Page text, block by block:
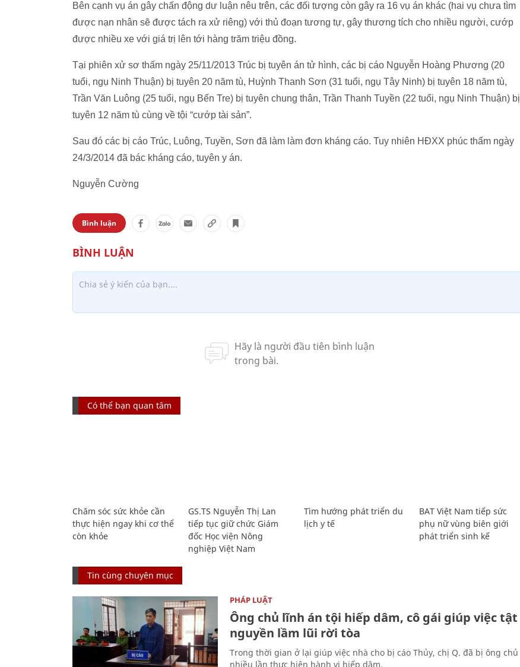
Bên cạnh vụ án gây chấn động dư luận nêu trên, các đối tượng còn gây ra 16 vụ án khác (hai vụ chưa tìm
được nạn nhân sẽ được tách ra xử riêng) với thủ đoạn tương tự, gây thương tích cho nhiều người, cướp
được nhiều xe với giá trị lên tới hàng trăm triệu đồng.
Tại phiên xử sơ thấm ngày 25/11/2013 Trúc bị tuyên án tử hình, các bị cáo Nguyễn Hoàng Phương (20
tuổi, ngụ Ninh Thuận) bị tuyên 20 năm tù, Huỳnh Thanh Sơn (31 tuổi, ngụ Tây Ninh) bị tuyên 18 năm tù,
Trần Văn Luông (25 tuổi, ngụ Bến Tre) bị tuyên chung thân, Trần Thanh Tuyền (22 tuổi, ngụ Ninh Thuận) bị
tuyên 12 năm tù cùng về tội “cướp tài sản”.
Sau đó các bị cáo Trúc, Luông, Tuyền, Sơn đã làm làm đơn kháng cáo. Tuy nhiên HĐXX phúc thẩm ngày
24/3/2014 đã bác kháng cáo, tuyên y án.
Nguyễn Cường
Bình luận
Có thể bạn quan tâm
Chăm sóc sức khỏe cần
thực hiện ngay khi cơ thể
còn khỏe
GS.TS Nguyễn Thị Lan
tiếp tục giữ chức Giám
đốc Học viện Nông
nghiệp Việt Nam
Tìm hướng phát triển du
lịch y tế
BAT Việt Nam tiếp sức
phụ nữ vùng biên giới
phát triển sinh kế
Tin cùng chuyên mục
PHÁP LUẬT
Ông chủ lĩnh án tội hiếp dâm, cô gái giúp việc tật
nguyền lầm lũi rời tòa
Trong thời gian ở lại giúp việc nhà cho bị cáo Thủy, chị Q. đã bị ông chủ
nhiều lần thực hiện hành vi hiếp dâm.